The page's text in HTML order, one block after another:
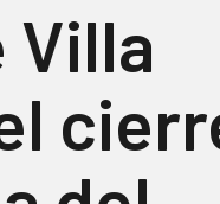
Villa